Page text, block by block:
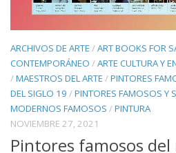
ARCHIVOS DE ARTE /ART BOOKS FOR
CONTEMPORÁNEO /ARTE CULTURA Y
/MAESTROS DEL ARTE /PINTORES
DEL SIGLO 19 /PINTORES FAMOSOS Y
MODERNOS FAMOSOS /PINTURA
NOVIEMBRE 27, 2021
Pintores famosos